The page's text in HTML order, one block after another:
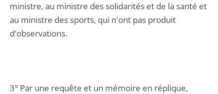
ministre, au ministre des solidarités et de la santé et
au ministre des sports, qui n'ont pas produit
d'observations.
3° Par une requête et un mémoire en réplique,